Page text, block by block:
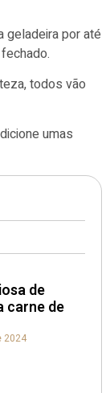
geladeira por até
todos vão
umas
de
carne de
2024